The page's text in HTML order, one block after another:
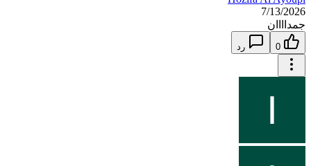
7/13/2026
جمداااان
0 رد